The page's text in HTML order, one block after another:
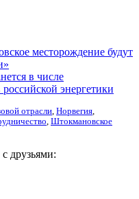
месторождение будут
в числе
энергетики
отрасли Норвегия
Штокмановское
друзьями: